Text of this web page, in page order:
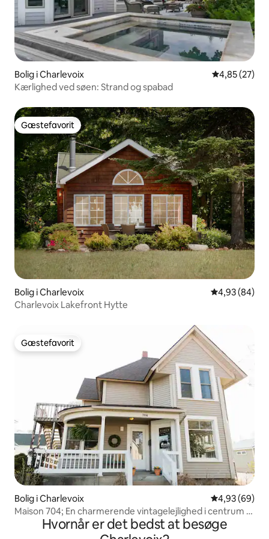
Bolig i Charlevoix 4,85 ud af 5 i
4,85 (27)
Kærlighed ved søen: Strand og spabad
Gæstefavorit
Gæstefavorit
Bolig i Charlevoix 4,93 ud af 5 i
4,93 (84)
Charlevoix Lakefront Hytte
Gæstefavorit
Gæstefavorit
Bolig i Charlevoix 4,93 ud af 5 i
4,93 (69)
Maison 704; En charmerende vintagelejlighed i centrum af
CharlevoixHvornår er det bedst at besøge